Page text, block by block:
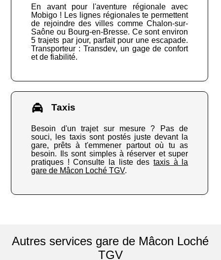
En avant pour l'aventure régionale avec
Mobigo ! Les lignes régionales te permettent
de rejoindre des villes comme Chalon-sur-
Saône ou Bourg-en-Bresse. Ce sont environ
5 trajets par jour, parfait pour une escapade.
Transporteur : Transdev, un gage de confort
et de fiabilité.
Taxis
Besoin d'un trajet sur mesure ? Pas de
souci, les taxis sont postés juste devant la
gare, prêts à t'emmener partout où tu as
besoin. Ils sont simples à réserver et super
pratiques ! Consulte la liste destaxis à la
gare de Mâcon Loché TGV.
Autres services gare de Mâcon Loché
TGV